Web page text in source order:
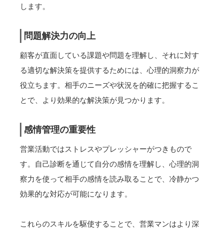
します。
問題解決力の向上
顧客が直面している課題や問題を理解し、それに対す
る適切な解決策を提供するためには、心理的洞察力が
役立ちます。相手のニーズや状況を的確に把握するこ
とで、より効果的な解決策が見つかります。
感情管理の重要性
営業活動ではストレスやプレッシャーがつきもので
す。自己診断を通じて自分の感情を理解し、心理的洞
察力を使って相手の感情を読み取ることで、冷静かつ
効果的な対応が可能になります。
これらのスキルを駆使することで、営業マンはより深